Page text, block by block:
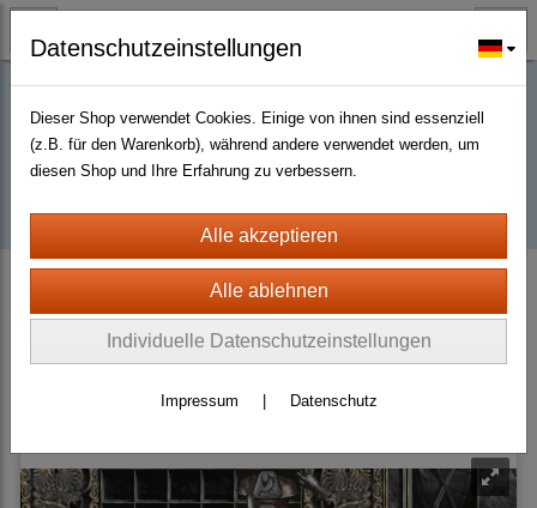
Buy D2R items | Diablo 2 Resurrected |
D2km
D2 Resurrected + ROTW Softcore Ladder Season 14 (PC - PS4/5)
Sortierung wählen
Datenschutzeinstellungen
Dieser Shop verwendet Cookies. Einige von ihnen sind essenziell
(z.B. für den Warenkorb), während andere verwendet werden, um
diesen Shop und Ihre Erfahrung zu verbessern.
Individuelle Datenschutzeinstellungen
Impressum Datenschutz